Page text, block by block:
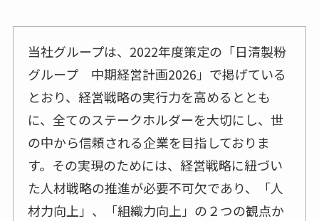
当社グループは、2022年度策定の「日清製粉
グループ 中期経営計画2026」で掲げている
とおり、経営戦略の実行力を高めるととも
に、全てのステークホルダーを大切にし、世
の中から信頼される企業を目指しておりま
す。その実現のためには、経営戦略に紐づい
た人材戦略の推進が必要不可欠であり、「人
材力向上」、「組織力向上」の２つの観点か